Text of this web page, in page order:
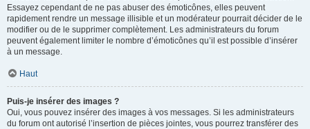
Essayez cependant de ne pas abuser des émoticônes, elles peuvent
rapidement rendre un message illisible et un modérateur pourrait décider de le
modifier ou de le supprimer complètement. Les administrateurs du forum
peuvent également limiter le nombre d’émoticônes qu’il est possible d’insérer
à un message.
Haut
Puis-je insérer des images ?
Oui, vous pouvez insérer des images à vos messages. Si les administrateurs
du forum ont autorisé l’insertion de pièces jointes, vous pourrez transférer des